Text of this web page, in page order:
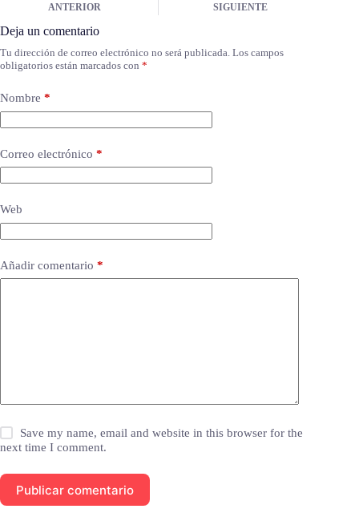
ANTERIOR SIGUIENTE
Deja un comentario
Tu dirección de correo electrónico no será publicada. Los campos
obligatorios están marcados con *
Nombre *
Correo electrónico *
Web
Añadir comentario *
Save my name, email and website in this browser for the
next time I comment.
Publicar comentario